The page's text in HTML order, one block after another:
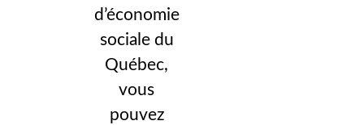
d’économie
sociale du
Québec,
vous
pouvez